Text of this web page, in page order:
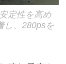
定性を高め
し、280psを